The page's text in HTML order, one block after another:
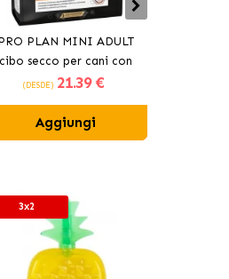
PLAN MINI ADULT
cibo secco per cani con
Pollo.
(DESDE) 21.39 €
Aggiungi
3x2